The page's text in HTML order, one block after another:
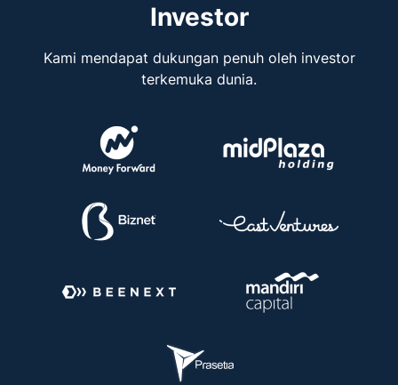
Investor
Kami mendapat dukungan penuh oleh investor
terkemuka dunia.